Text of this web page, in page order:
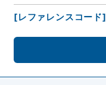
[レファレンスコード]